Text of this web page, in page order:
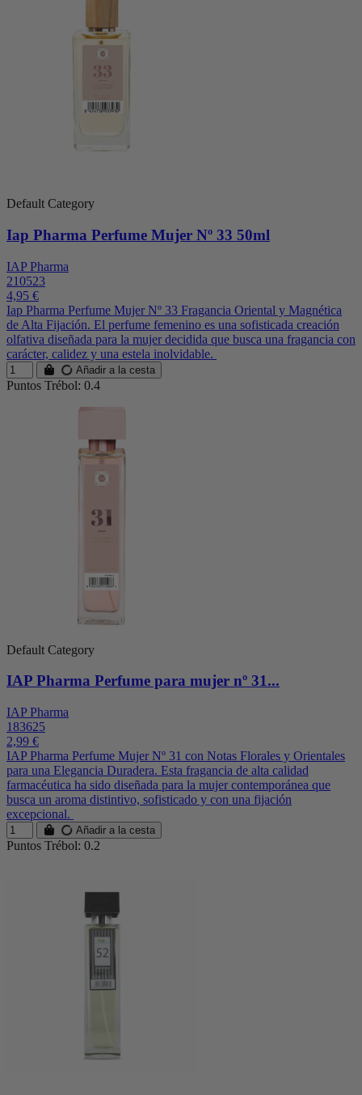
Default Category
Iap Pharma Perfume Mujer Nº 33 50ml
IAP Pharma
210523
4,95 €
Iap Pharma Perfume Mujer Nº 33 Fragancia Oriental y Magnética
de Alta Fijación. El perfume femenino es una sofisticada creación
olfativa diseñada para la mujer decidida que busca una fragancia con
carácter, calidez y una estela inolvidable.
Añadir a la cesta
Puntos Trébol: 0.4
Default Category
IAP Pharma Perfume para mujer nº 31...
IAP Pharma
183625
2,99 €
IAP Pharma Perfume Mujer Nº 31 con Notas Florales y Orientales
para una Elegancia Duradera. Esta fragancia de alta calidad
farmacéutica ha sido diseñada para la mujer contemporánea que
busca un aroma distintivo, sofisticado y con una fijación
excepcional.
Añadir a la cesta
Puntos Trébol: 0.2